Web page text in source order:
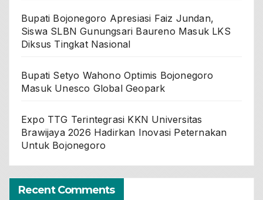
Bupati Bojonegoro Apresiasi Faiz Jundan,
Siswa SLBN Gunungsari Baureno Masuk LKS
Diksus Tingkat Nasional
Bupati Setyo Wahono Optimis Bojonegoro
Masuk Unesco Global Geopark
Expo TTG Terintegrasi KKN Universitas
Brawijaya 2026 Hadirkan Inovasi Peternakan
Untuk Bojonegoro
Recent Comments